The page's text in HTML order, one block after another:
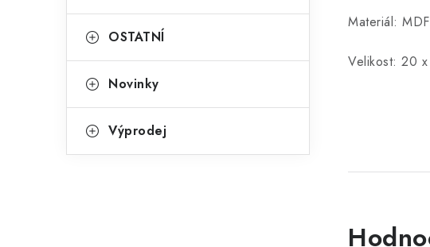
OSTATNÍ
Novinky
Výprodej
Materiál:
Velikost: 20 x